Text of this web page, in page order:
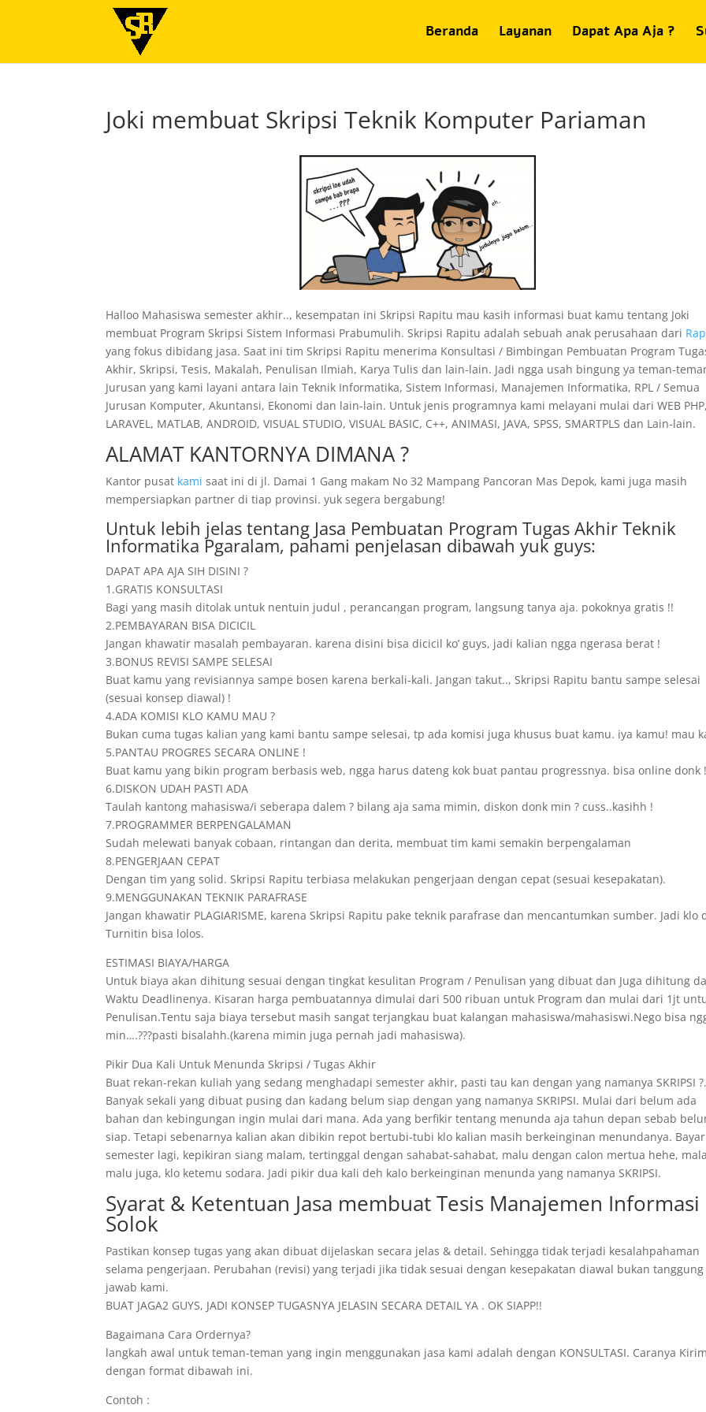
Beranda Layanan Dapat Apa Aja ?
Joki membuat Skripsi Teknik Komputer Pariaman
Halloo Mahasiswa semester akhir.., kesempatan ini Skripsi Rapitu mau kasih informasi buat kamu tentang Joki
membuat Program Skripsi Sistem Informasi Prabumulih. Skripsi Rapitu adalah sebuah anak perusahaan dari
yang fokus dibidang jasa. Saat ini tim Skripsi Rapitu menerima Konsultasi / Bimbingan Pembuatan Program
Akhir, Skripsi, Tesis, Makalah, Penulisan Ilmiah, Karya Tulis dan lain-lain. Jadi ngga usah bingung ya teman-
Jurusan yang kami layani antara lain Teknik Informatika, Sistem Informasi, Manajemen Informatika, RPL / Semua
Jurusan Komputer, Akuntansi, Ekonomi dan lain-lain. Untuk jenis programnya kami melayani mulai dari WEB
LARAVEL, MATLAB, ANDROID, VISUAL STUDIO, VISUAL BASIC, C++, ANIMASI, JAVA, SPSS, SMARTPLS dan Lain-lain.
ALAMAT KANTORNYA DIMANA ?
Kantor pusat kami saat ini di jl. Damai 1 Gang makam No 32 Mampang Pancoran Mas Depok, kami juga masih
mempersiapkan partner di tiap provinsi. yuk segera bergabung!
Untuk lebih jelas tentang Jasa Pembuatan Program Tugas Akhir Teknik
Informatika Pgaralam, pahami penjelasan dibawah yuk guys:
DAPAT APA AJA SIH DISINI ?
1.GRATIS KONSULTASI
Bagi yang masih ditolak untuk nentuin judul , perancangan program, langsung tanya aja. pokoknya gratis !!
2.PEMBAYARAN BISA DICICIL
Jangan khawatir masalah pembayaran. karena disini bisa dicicil ko’ guys, jadi kalian ngga ngerasa berat !
3.BONUS REVISI SAMPE SELESAI
Buat kamu yang revisiannya sampe bosen karena berkali-kali. Jangan takut.., Skripsi Rapitu bantu sampe selesai
(sesuai konsep diawal) !
4.ADA KOMISI KLO KAMU MAU ?
Bukan cuma tugas kalian yang kami bantu sampe selesai, tp ada komisi juga khusus buat kamu. iya kamu! mau
5.PANTAU PROGRES SECARA ONLINE !
Buat kamu yang bikin program berbasis web, ngga harus dateng kok buat pantau progressnya. bisa online donk !
6.DISKON UDAH PASTI ADA
Taulah kantong mahasiswa/i seberapa dalem ? bilang aja sama mimin, diskon donk min ? cuss..kasihh !
7.PROGRAMMER BERPENGALAMAN
Sudah melewati banyak cobaan, rintangan dan derita, membuat tim kami semakin berpengalaman
8.PENGERJAAN CEPAT
Dengan tim yang solid. Skripsi Rapitu terbiasa melakukan pengerjaan dengan cepat (sesuai kesepakatan).
9.MENGGUNAKAN TEKNIK PARAFRASE
Jangan khawatir PLAGIARISME, karena Skripsi Rapitu pake teknik parafrase dan mencantumkan sumber. Jadi klo
Turnitin bisa lolos.
ESTIMASI BIAYA/HARGA
Untuk biaya akan dihitung sesuai dengan tingkat kesulitan Program / Penulisan yang dibuat dan Juga dihitung
Waktu Deadlinenya. Kisaran harga pembuatannya dimulai dari 500 ribuan untuk Program dan mulai dari 1jt
Penulisan.Tentu saja biaya tersebut masih sangat terjangkau buat kalangan mahasiswa/mahasiswi.Nego bisa
min….???pasti bisalahh.(karena mimin juga pernah jadi mahasiswa).
Pikir Dua Kali Untuk Menunda Skripsi / Tugas Akhir
Buat rekan-rekan kuliah yang sedang menghadapi semester akhir, pasti tau kan dengan yang namanya SKRIPSI ?.
Banyak sekali yang dibuat pusing dan kadang belum siap dengan yang namanya SKRIPSI. Mulai dari belum ada
bahan dan kebingungan ingin mulai dari mana. Ada yang berfikir tentang menunda aja tahun depan sebab
siap. Tetapi sebenarnya kalian akan dibikin repot bertubi-tubi klo kalian masih berkeinginan menundanya. Bayar
semester lagi, kepikiran siang malam, tertinggal dengan sahabat-sahabat, malu dengan calon mertua hehe,
malu juga, klo ketemu sodara. Jadi pikir dua kali deh kalo berkeinginan menunda yang namanya SKRIPSI.
Syarat & Ketentuan Jasa membuat Tesis Manajemen Informasi
Solok
Pastikan konsep tugas yang akan dibuat dijelaskan secara jelas & detail. Sehingga tidak terjadi kesalahpahaman
selama pengerjaan. Perubahan (revisi) yang terjadi jika tidak sesuai dengan kesepakatan diawal bukan tanggung
jawab kami.
BUAT JAGA2 GUYS, JADI KONSEP TUGASNYA JELASIN SECARA DETAIL YA . OK SIAPP!!
Bagaimana Cara Ordernya?
langkah awal untuk teman-teman yang ingin menggunakan jasa kami adalah dengan KONSULTASI. Caranya Kirim
dengan format dibawah ini.
Contoh :